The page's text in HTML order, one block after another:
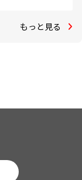
もっと見る